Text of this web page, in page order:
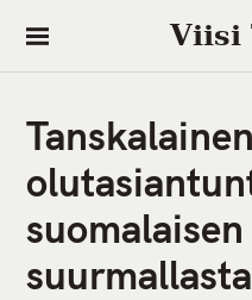
i
Viisi
Tanskalainen
suomalaisen